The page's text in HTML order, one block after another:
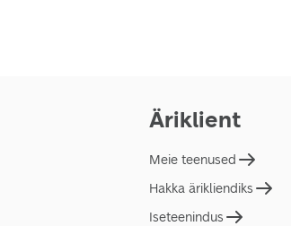
Äriklient
Meie teenused
Hakka ärikliendiks
Iseteenindus